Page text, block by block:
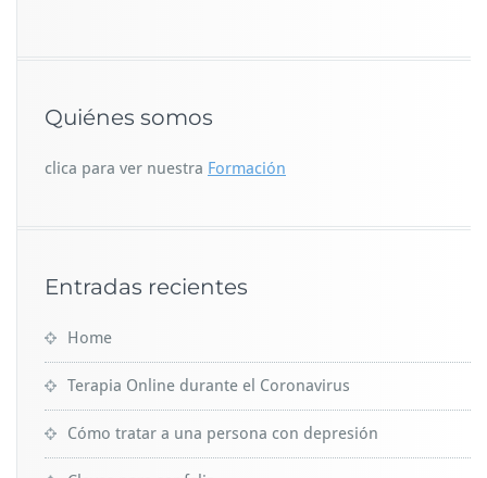
Quiénes somos
clica para ver nuestra Formación
Entradas recientes
Home
Terapia Online durante el Coronavirus
Cómo tratar a una persona con depresión